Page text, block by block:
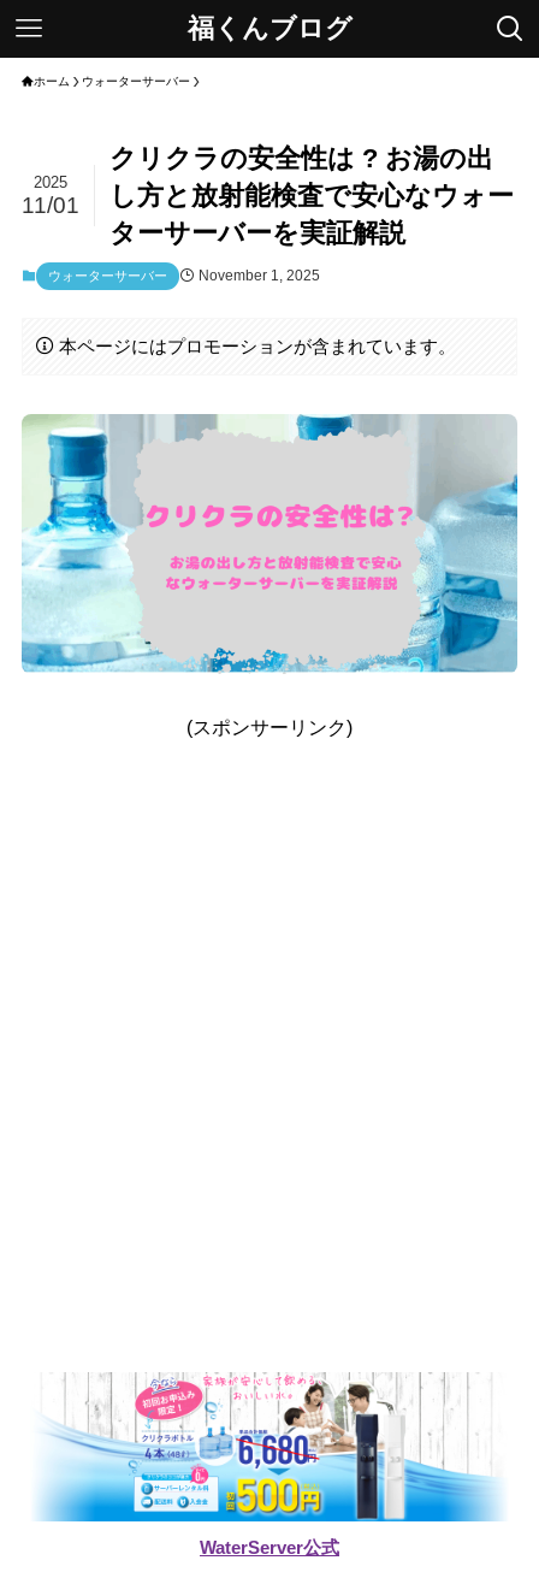
福くんブログ
ホーム ウォーターサーバー
クリクラの安全性は ? お湯の出
し方と放射能検査で安心なウォー
ターサーバーを実証解説
2025
11/01
ウォーターサーバー November 1, 2025
本ページにはプロモーションが含まれています。
(スポンサーリンク)
WaterServer公式